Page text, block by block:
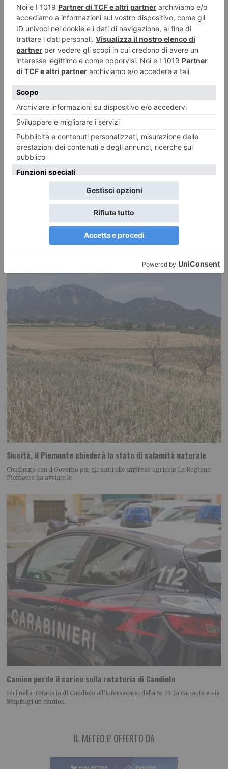
La Polizia di Stato ha arrestato, nei giorni scorsi nel quartiere Lingotto di
Torino, un 24enne
Bussoleno e Bardonecchia, modifiche alla circolazione
Modifiche alla circolazione ferroviaria per consentire interventi di
Siccità, il Piemonte chiederà lo stato di calamità naturale
Confronto con il Governo per gli aiuti alle imprese agricole La Regione
Piemonte ha avviato le
Camion perde il carico sulla rotatoria di Candiolo
Ieri nella rotatoria di Candiolo all’intersecarsi della Sr 23, la variante e via
Stupinigi un camion
IL METEO E' OFFERTO DA